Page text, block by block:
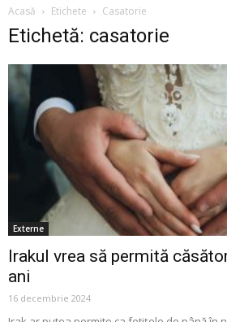
Acasă Etichete Casatorie
Etichetă: casatorie
Externe
Irakul vrea să permită
ani
16 decembrie 2024